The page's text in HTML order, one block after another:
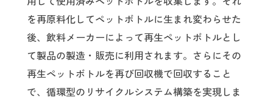
を再原料化してペットボトルに生まれ変わらせた
後、飲料メーカーによって再生ペットボトルとし
て製品の製造・販売に利用されます。さらにその
再生ペットボトルを再び回収機で回収すること
で、循環型のリサイクルシステム構築を実現しま